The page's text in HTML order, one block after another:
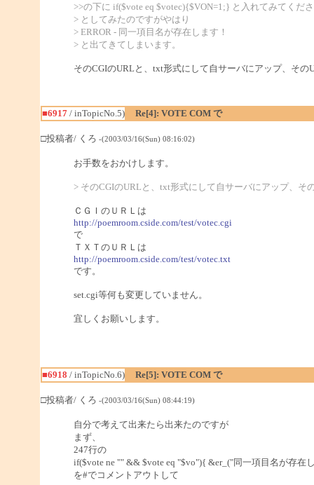
>>の下に if($vote eq $votec){$VON=1;} と入れてみてくだ
> としてみたのですがやはり
> ERROR - 同一項目名が存在します！
> と出てきてしまいます。
そのCGIのURLと、txt形式にして自サーバにアップ、その
■6917/ inTopicNo.5) Re[4]: VOTE COM で
□投稿者/ くろ -(2003/03/16(Sun) 08:16:02)
お手数をおかけします。
> そのCGIのURLと、txt形式にして自サーバにアップ、そ
ＣＧＩのＵＲＬは
http://poemroom.cside.com/test/votec.cgi
で
ＴＸＴのＵＲＬは
http://poemroom.cside.com/test/votec.txt
です。
set.cgi等何も変更していません。
宜しくお願いします。
■6918 / inTopicNo.6) Re[5]: VOTE COM で
□投稿者/ くろ -(2003/03/16(Sun) 08:44:19)
自分で考えて出来たら出来たのですが
まず、
247行の
if($vote ne "" && $vote eq "$vo"){ &er_("同一項目名が存在
を#でコメントアウトして